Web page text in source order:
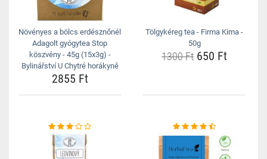
Növényes a bölcs erdésznőnél
Adagolt gyógytea Stop
köszvény - 45g (15x3g) -
Bylinářství U Chytré horákyně
2855 Ft
Tölgykéreg tea - Firma Kima -
50g
1300 Ft 650 Ft